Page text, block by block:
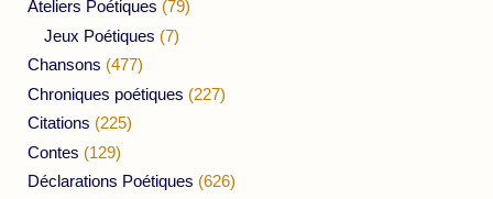
Ateliers Poétiques (79)
Jeux Poétiques (7)
Chansons (477)
Chroniques poétiques (227)
Citations (225)
Contes (129)
Déclarations Poétiques (626)